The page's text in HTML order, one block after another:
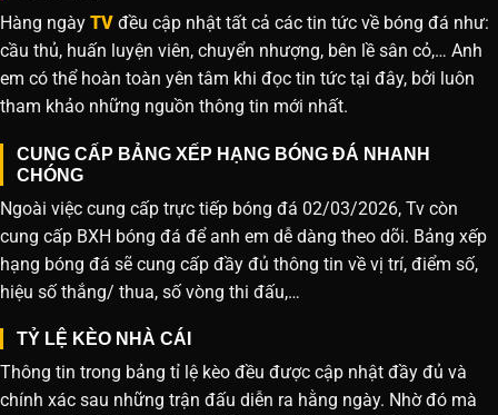
Hàng ngày TV đều cập nhật tất cả các tin tức về bóng đá như:
cầu thủ, huấn luyện viên, chuyển nhượng, bên lề sân cỏ,… Anh
em có thể hoàn toàn yên tâm khi đọc tin tức tại đây, bởi luôn
tham khảo những nguồn thông tin mới nhất.
CUNG CẤP BẢNG XẾP HẠNG BÓNG ĐÁ NHANH
CHÓNG
Ngoài việc cung cấp trực tiếp bóng đá 02/03/2026, Tv còn
cung cấp BXH bóng đá để anh em dễ dàng theo dõi. Bảng xếp
hạng bóng đá sẽ cung cấp đầy đủ thông tin về vị trí, điểm số,
hiệu số thắng/ thua, số vòng thi đấu,…
TỶ LỆ KÈO NHÀ CÁI
Thông tin trong bảng tỉ lệ kèo đều được cập nhật đầy đủ và
chính xác sau những trận đấu diễn ra hằng ngày. Nhờ đó mà